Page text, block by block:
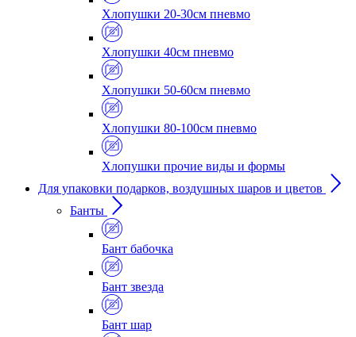
Хлопушки 20-30см пневмо
Хлопушки 40см пневмо
Хлопушки 50-60см пневмо
Хлопушки 80-100см пневмо
Хлопушки прочие виды и формы
Для упаковки подарков, воздушных шаров и цветов
Банты
Бант бабочка
Бант звезда
Бант шар